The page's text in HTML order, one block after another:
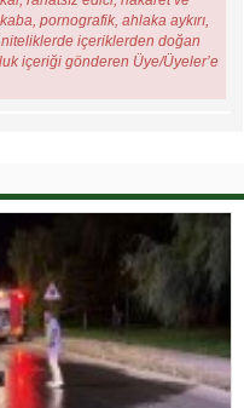
pornografik, ahlaka aykırı,
içeriklerden doğan
içeriği gönderen Üye/Üyeler’e